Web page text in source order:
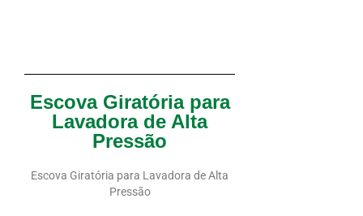
Escova Giratória para
Lavadora de Alta
Pressão
Escova Giratória para Lavadora de Alta
Pressão